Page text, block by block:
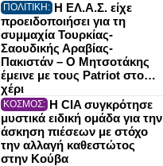
ΠΟΛΙΤΙΚΗ: Η ΕΛ.Α.Σ. είχε
προειδοποιήσει για τη
συμμαχία Τουρκίας-
Σαουδικής Αραβίας-
Πακιστάν – Ο Μητσοτάκης
έμεινε με τους Patriot στο…
χέρι
ΚΟΣΜΟΣ: Η CIA συγκρότησε
μυστικά ειδική ομάδα για την
άσκηση πιέσεων με στόχο
την αλλαγή καθεστώτος
στην Κούβα